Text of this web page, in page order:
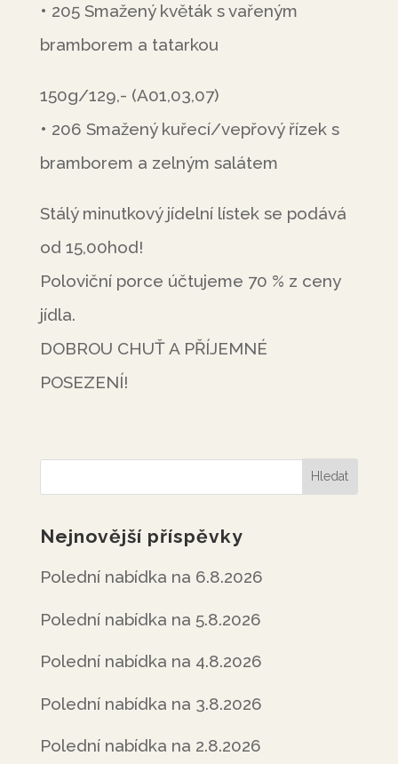
• 205 Smažený květák s vařeným
bramborem a tatarkou
150g/129,- (A01,03,07)
• 206 Smažený kuřecí/vepřový řízek s
bramborem a zelným salátem
Stálý minutkový jídelní lístek se podává
od 15,00hod!
Poloviční porce účtujeme 70 % z ceny
jídla.
DOBROU CHUŤ A PŘÍJEMNÉ
POSEZENÍ!
Nejnovější příspěvky
Polední nabídka na 6.8.2026
Polední nabídka na 5.8.2026
Polední nabídka na 4.8.2026
Polední nabídka na 3.8.2026
Polední nabídka na 2.8.2026